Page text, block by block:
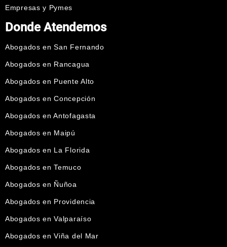
Empresas y Pymes
Donde Atendemos
Abogados en San Fernando
Abogados en Rancagua
Abogados en Puente Alto
Abogados en Concepción
Abogados en Antofagasta
Abogados en Maipú
Abogados en La Florida
Abogados en Temuco
Abogados en Ñuñoa
Abogados en Providencia
Abogados en Valparaíso
Abogados en Viña del Mar